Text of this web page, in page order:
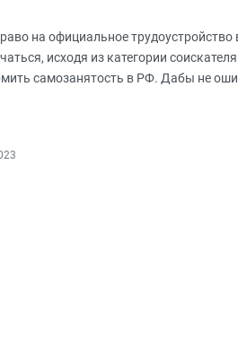
на официальное
исходя из категории
самозанятость в РФ. Дабы не